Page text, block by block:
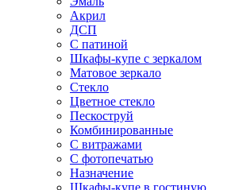
Акрил
ДСП
С патиной
Шкафы-купе с зеркалом
Матовое зеркало
Стекло
Цветное стекло
Пескоструй
Комбинированные
С витражами
С фотопечатью
Назначение
Шкафы-купе в гостиную